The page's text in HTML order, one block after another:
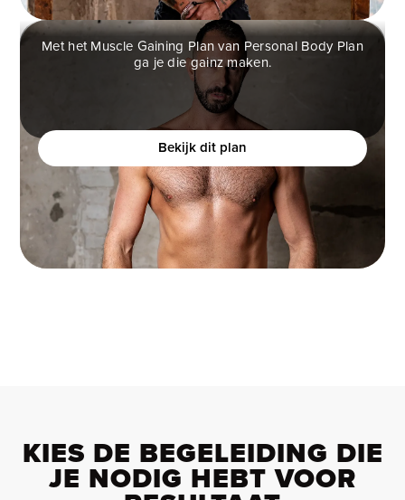
MUSCLE GAINING PLAN
Ben jij een man die graag spiermassa op wilt
bouwen, maar het moeilijk vindt om dit te realiseren?
Bekijk dit plan
Met het Muscle Gaining Plan van Personal Body Plan
ga je die gainz maken.
KIES DE BEGELEIDING DIE
JE NODIG HEBT VOOR